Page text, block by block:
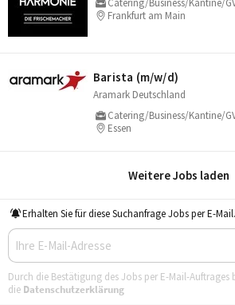
Catering/Business/Kantine/
Frankfurt am Main
Barista (m/​w/​d)
Aramark Deutschland
Catering/Business/Kantine/
Essen
Weitere Jobs laden
Erhalten Sie für diese Suchanfrage Jobs per E-Mail.
Durch die Bestätigung des Jobs per E-Mail-Auftrages
die Datenschutzerklärung